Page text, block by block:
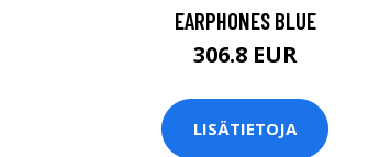
EARPHONES BLUE
306.8 EUR
LISÄTIETOJA